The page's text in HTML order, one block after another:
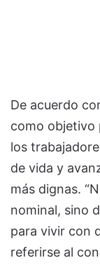
De acuerdo
como objetivo
los
de vida y
más dignas.
nominal, sino
para vivir con
referirse al